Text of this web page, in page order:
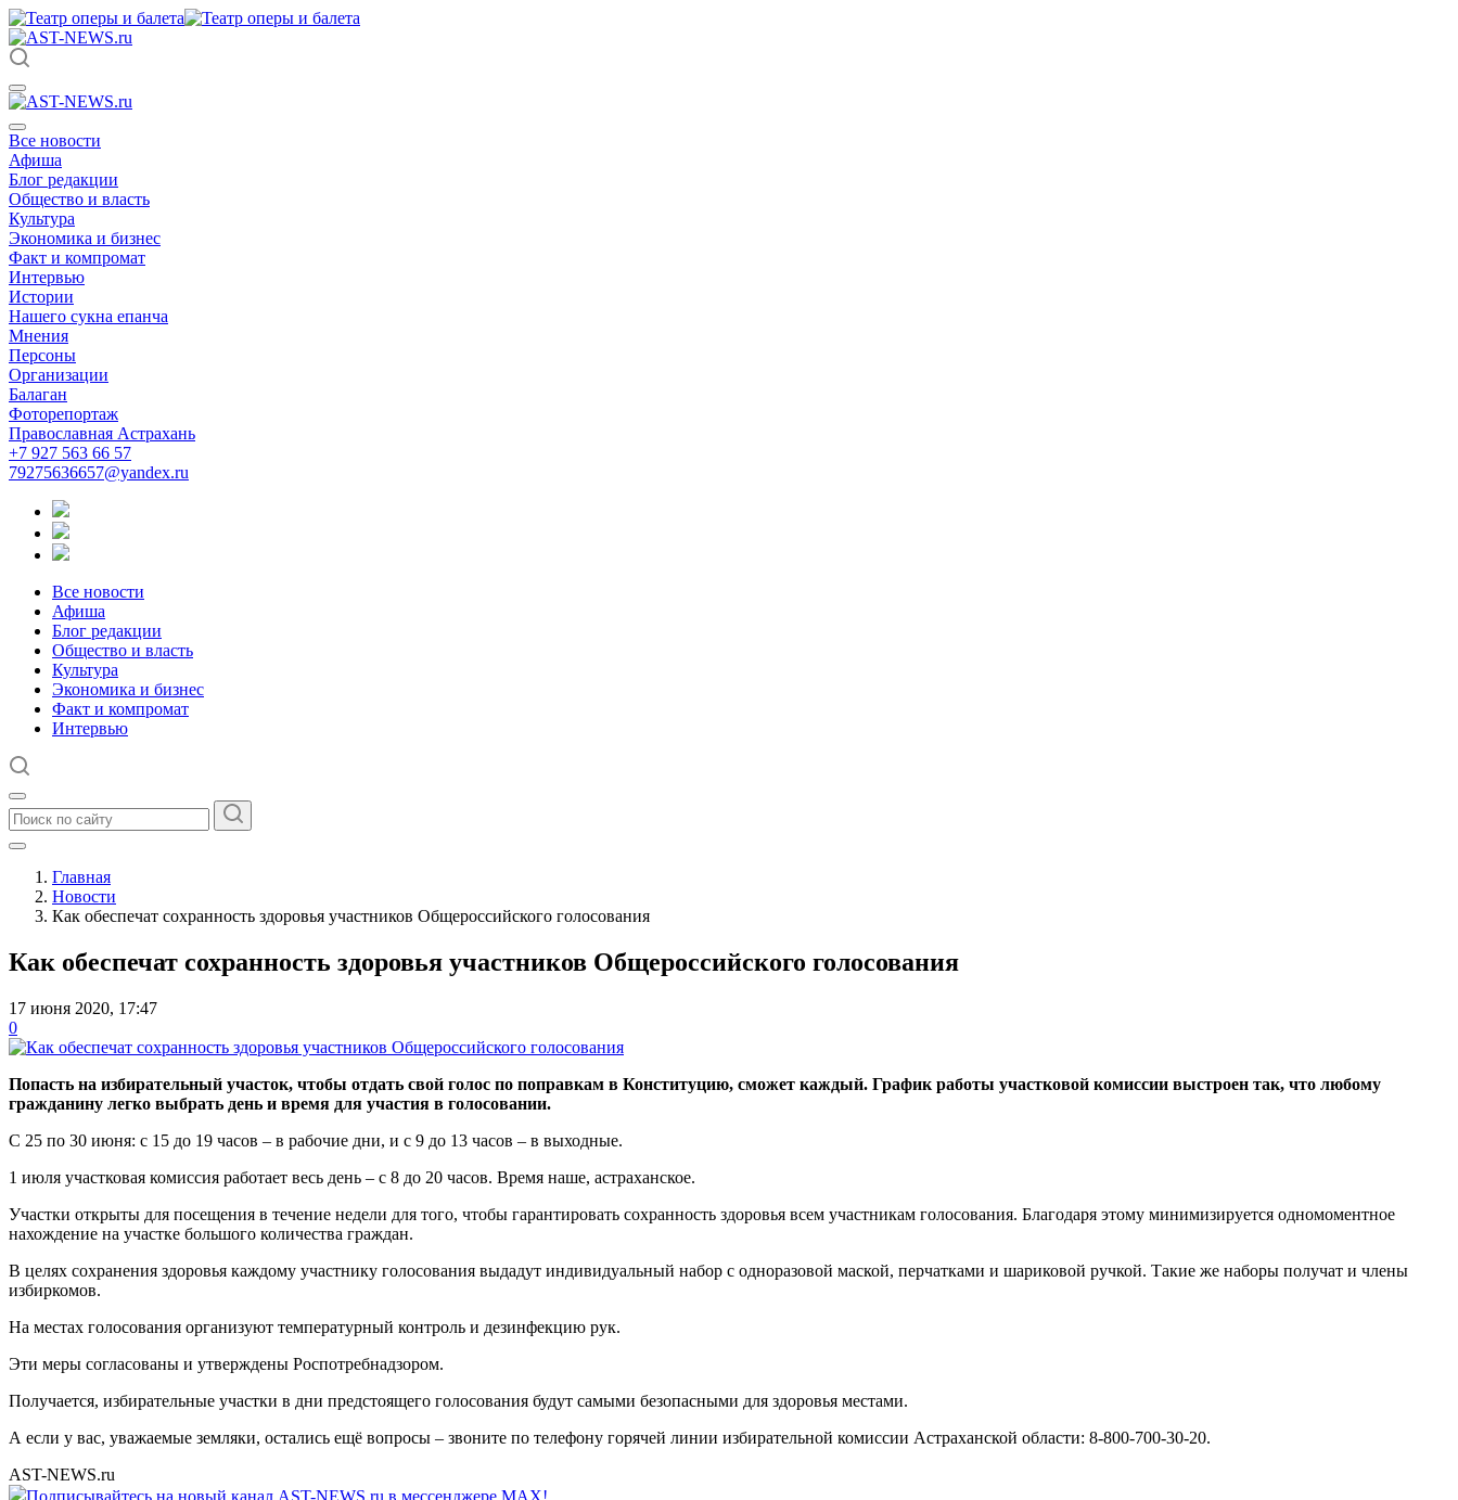
Все новости
Афиша
Блог редакции
Общество и власть
Культура
Экономика и бизнес
Факт и компромат
Интервью
Истории
Нашего сукна епанча
Мнения
Персоны
Организации
Балаган
Фоторепортаж
Православная Астрахань
+7 927 563 66 57
79275636657@yandex.ru
Все новости
Афиша
Блог редакции
Общество и власть
Культура
Экономика и бизнес
Факт и компромат
Интервью
Главная
Новости
Как обеспечат сохранность здоровья участников Общероссийского голосования
Как обеспечат сохранность здоровья участников Общероссийского голосования
17 июня 2020, 17:47
0
Попасть на избирательный участок, чтобы отдать свой голос по поправкам в Конституцию, сможет каждый. График работы участковой комиссии выстроен так, что любому
гражданину легко выбрать день и время для участия в голосовании.
С 25 по 30 июня: с 15 до 19 часов – в рабочие дни, и с 9 до 13 часов – в выходные.
1 июля участковая комиссия работает весь день – с 8 до 20 часов. Время наше, астраханское.
Участки открыты для посещения в течение недели для того, чтобы гарантировать сохранность здоровья всем участникам голосования. Благодаря этому минимизируется одномоментное
нахождение на участке большого количества граждан.
В целях сохранения здоровья каждому участнику голосования выдадут индивидуальный набор с одноразовой маской, перчатками и шариковой ручкой. Такие же наборы получат и члены
избиркомов.
На местах голосования организуют температурный контроль и дезинфекцию рук.
Эти меры согласованы и утверждены Роспотребнадзором.
Получается, избирательные участки в дни предстоящего голосования будут самыми безопасными для здоровья местами.
А если у вас, уважаемые земляки, остались ещё вопросы – звоните по телефону горячей линии избирательной комиссии Астраханской области: 8-800-700-30-20.
AST-NEWS.ru
Подписывайтесь на новый канал AST-NEWS.ru в мессенджере MAX!